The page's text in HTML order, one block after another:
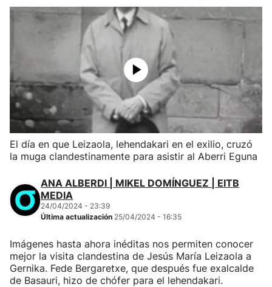
El día en que Leizaola, lehendakari en el exilio, cruzó
la muga clandestinamente para asistir al Aberri Eguna
ANA ALBERDI | MIKEL DOMÍNGUEZ | EITB
MEDIA
24/04/2024 - 23:39
Última actualización 25/04/2024 - 16:35
Imágenes hasta ahora inéditas nos permiten conocer
mejor la visita clandestina de Jesús María Leizaola a
Gernika. Fede Bergaretxe, que después fue exalcalde
de Basauri, hizo de chófer para el lehendakari.